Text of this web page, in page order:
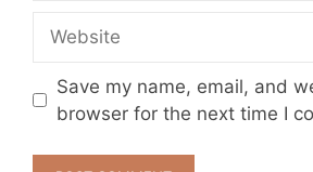
Save my name, email, and
browser for the next time I